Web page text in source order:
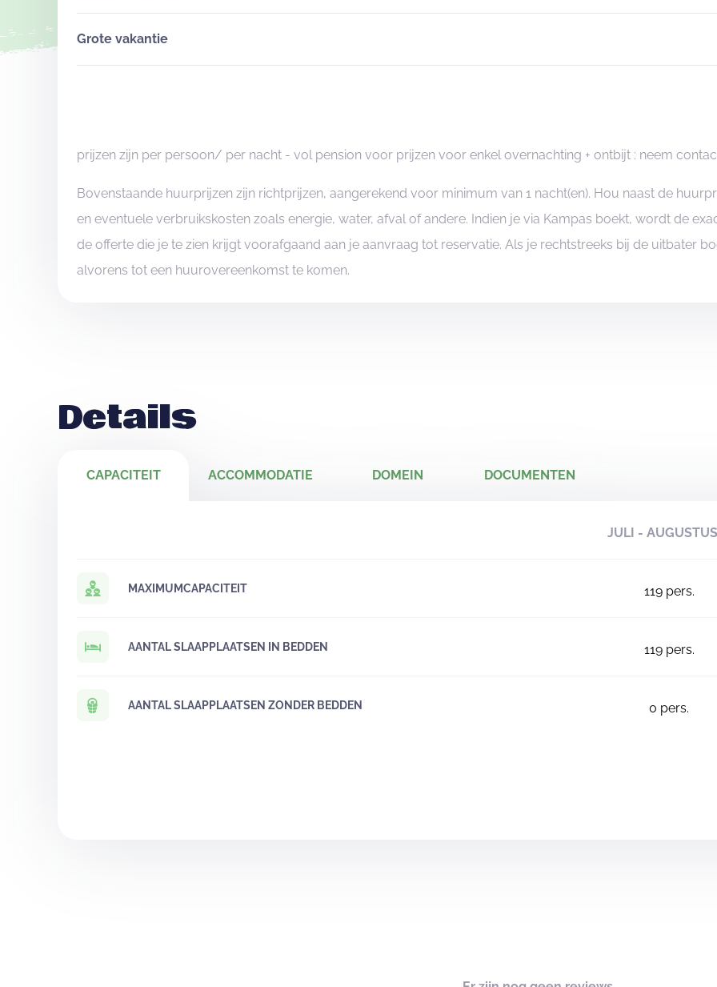
Grote vakantie
prijzen zijn per persoon/ per nacht - vol pension voor prijzen voor enkel overnachting + ontbijt : neem
Bovenstaande huurprijzen zijn richtprijzen, aangerekend voor minimum van 1 nacht(en). Hou naast de
en eventuele verbruikskosten zoals energie, water, afval of andere. Indien je via Kampas boekt, wordt de
de offerte die je te zien krijgt voorafgaand aan je aanvraag tot reservatie. Als je rechtstreeks bij de uitbater
alvorens tot een huurovereenkomst te komen.
Details
CAPACITEIT ACCOMMODATIE DOMEIN DOCUMENTEN
JULI - AUGUSTUS
MAXIMUMCAPACITEIT 119pers.
AANTAL SLAAPPLAATSEN IN BEDDEN 119pers.
AANTAL SLAAPPLAATSEN ZONDER BEDDEN 0 pers.